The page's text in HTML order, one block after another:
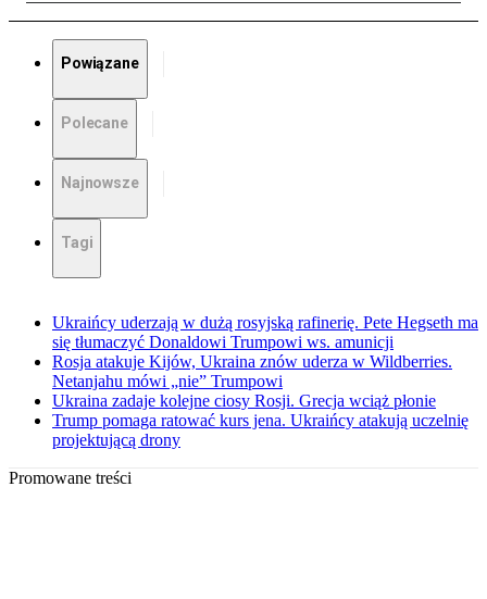
Powiązane
Polecane
Najnowsze
Tagi
Ukraińcy uderzają w dużą rosyjską rafinerię. Pete Hegseth ma
się tłumaczyć Donaldowi Trumpowi ws. amunicji
Rosja atakuje Kijów, Ukraina znów uderza w Wildberries.
Netanjahu mówi „nie” Trumpowi
Ukraina zadaje kolejne ciosy Rosji. Grecja wciąż płonie
Trump pomaga ratować kurs jena. Ukraińcy atakują uczelnię
projektującą drony
Promowane treści